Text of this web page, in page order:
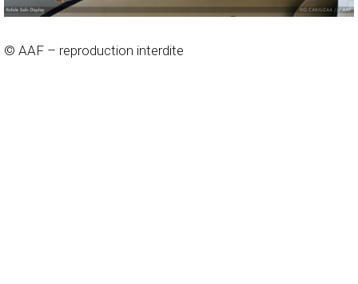
© AAF – reproduction interdite